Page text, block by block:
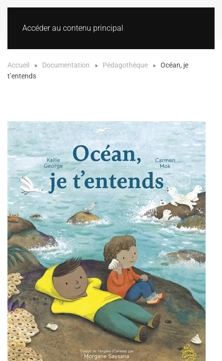
Accéder au contenu principal
Accueil Documentation Pédagothèque
Océan, je
t’entends